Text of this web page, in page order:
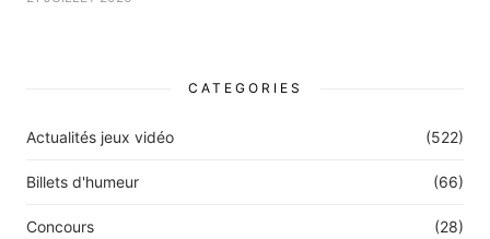
CATEGORIES
Actualités jeux vidéo (522)
Billets d'humeur (66)
Concours (28)